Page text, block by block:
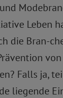
Leben
die Bran-
von
Falls ja,
liegende